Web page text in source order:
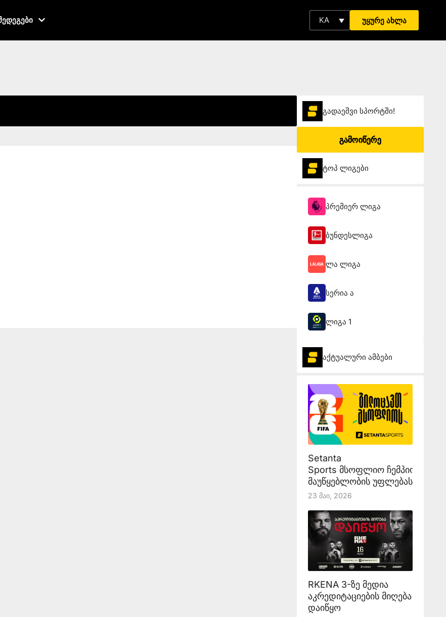
KA უყურე ახლა
გადაეშვი სპორტში!
გამოიწერე
ტოპ ლიგები
პრემიერ ლიგა
ბუნდესლიგა
ლა ლიგა
სერია ა
ლიგა 1
აქტუალური ამბები
Setanta
Sports მსოფლიო ჩემპიონატის
მაუწყებლობის უფლებას
23 Მაი, 2026
RKENA 3-ზე მედია
აკრედიტაციების მიღება
დაიწყო